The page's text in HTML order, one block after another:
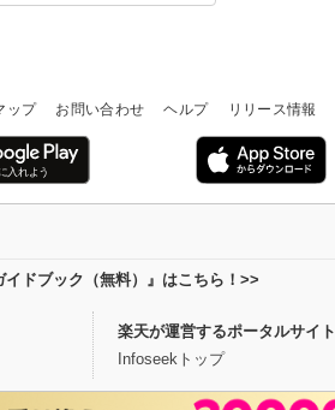
ップ お問い合わせ ヘルプ リリース情報
ドブック（無料）』はこちら！>>
楽天が運営するポータルサイト
Infoseekトップ